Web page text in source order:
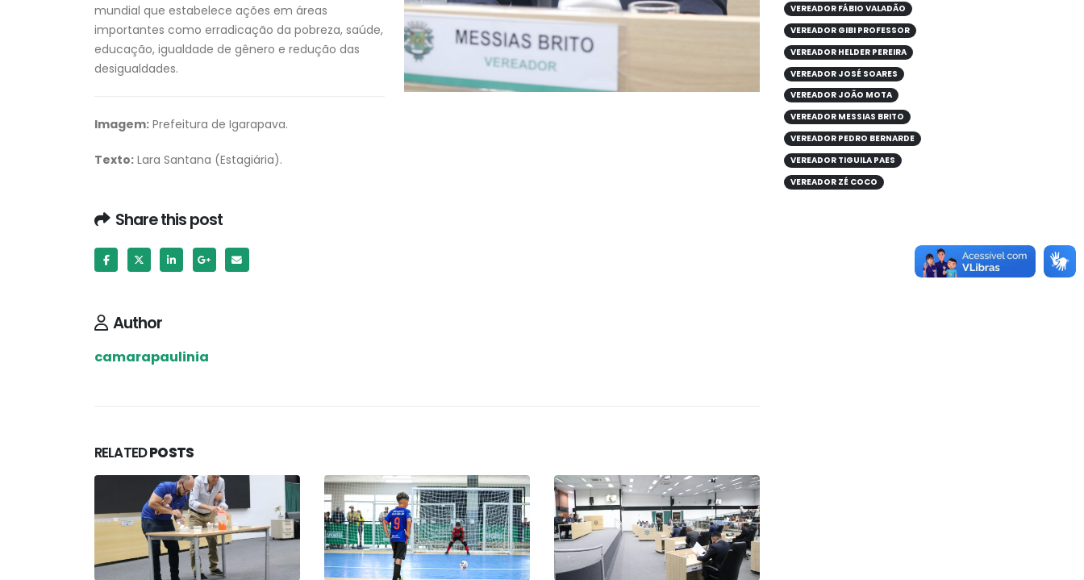
mundial que estabelece ações em áreas
importantes como erradicação da pobreza, saúde,
educação, igualdade de gênero e redução das
desigualdades.
Imagem: Prefeitura de Igarapava.
Texto: Lara Santana (Estagiária).
Share this post
Author
camarapaulinia
RELATEDPOSTS
VEREADOR FÁBIO VALADÃO
VEREADOR GIBI PROFESSOR
VEREADOR HELDER PEREIRA
VEREADOR JOSÉ SOARES
VEREADOR JOÃO MOTA
VEREADOR MESSIAS BRITO
VEREADOR PEDRO BERNARDE
VEREADOR TIGUILA PAES
VEREADOR ZÉ COCO